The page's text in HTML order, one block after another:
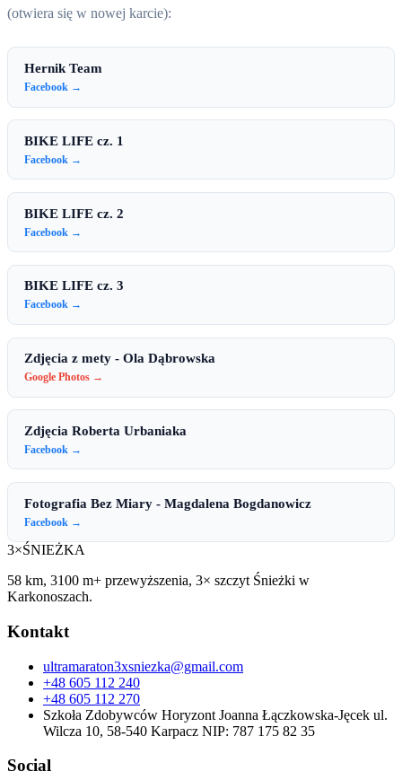
(otwiera się w nowej karcie):
Hernik Team
Facebook →
BIKE LIFE cz. 1
Facebook →
BIKE LIFE cz. 2
Facebook →
BIKE LIFE cz. 3
Facebook →
Zdjęcia z mety - Ola Dąbrowska
Google Photos →
Zdjęcia Roberta Urbaniaka
Facebook →
Fotografia Bez Miary - Magdalena Bogdanowicz
Facebook →
3×ŚNIEŻKA
58 km, 3100 m+ przewyższenia, 3× szczyt Śnieżki w
Karkonoszach.
Kontakt
ultramaraton3xsniezka@gmail.com
+48 605 112 240
+48 605 112 270
Szkoła Zdobywców Horyzont Joanna Łączkowska-Jęcek ul.
Wilcza 10, 58-540 Karpacz NIP: 787 175 82 35
Social